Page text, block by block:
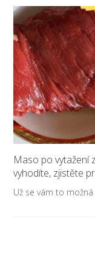
Maso po vytažení
vyhodíte, zjistěte
Už se vám to